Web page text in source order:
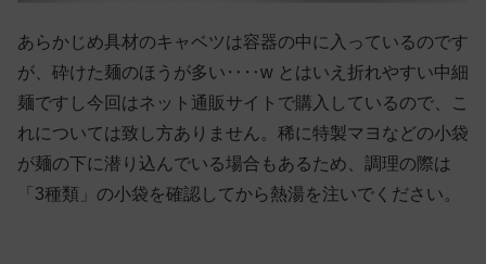
あらかじめ具材のキャベツは容器の中に入っているのです
が、砕けた麺のほうが多い‥‥w とはいえ折れやすい中細
麺ですし今回はネット通販サイトで購入しているので、こ
れについては致し方ありません。稀に特製マヨなどの小袋
が麺の下に潜り込んでいる場合もあるため、調理の際は
「3種類」の小袋を確認してから熱湯を注いでください。